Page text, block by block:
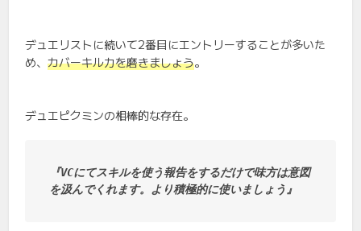
デュエリストに続いて2番目にエントリーすることが多いた
め、カバーキル力を磨きましょう。
デュエピクミンの相棒的な存在。
『VCにてスキルを使う報告をするだけで味方は意図
を汲んでくれます。より積極的に使いましょう』